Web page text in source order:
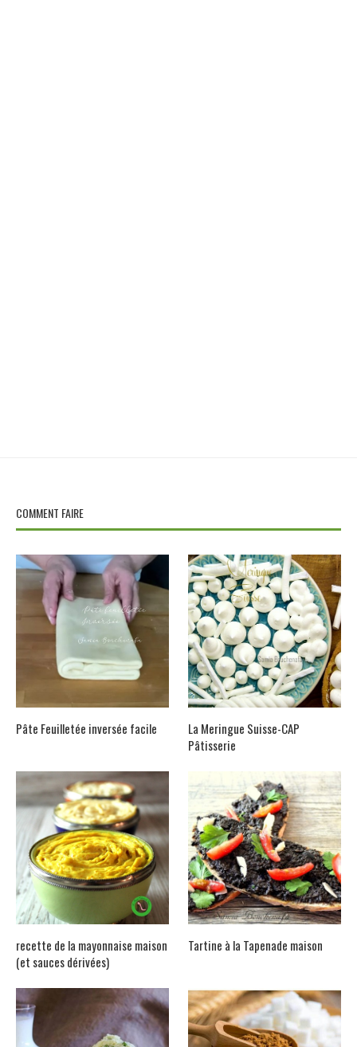
COMMENT FAIRE
Pâte Feuilletée inversée facile
La Meringue Suisse-CAP
Pâtisserie
recette de la mayonnaise maison
(et sauces dérivées)
Tartine à la Tapenade maison